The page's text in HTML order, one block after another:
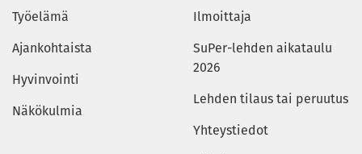
Työelämä
Ajankohtaista
Hyvinvointi
Näkökulmia
Ilmoittaja
SuPer-lehden aikataulu
2026
Lehden tilaus tai peruutus
Yhteystiedot